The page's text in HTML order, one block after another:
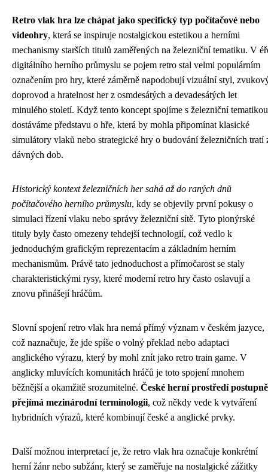
Retro vlak hra lze chápat jako specifický typ počítačové nebo
videohry, která se inspiruje nostalgickou estetikou a herními
mechanismy starších titulů zaměřených na železniční tematiku. V
digitálního herního průmyslu se pojem retro stal velmi populárním
označením pro hry, které záměrně napodobují vizuální styl,
doprovod a hratelnost her z osmdesátých a devadesátých let
minulého století. Když tento koncept spojíme s železniční
dostáváme představu o hře, která by mohla připomínat klasické
simulátory vlaků nebo strategické hry o budování železničních tratí
dávných dob.
Historický kontext železničních her sahá až do raných dnů
počítačového herního průmyslu, kdy se objevily první pokusy o
simulaci řízení vlaku nebo správy železniční sítě. Tyto pionýrské
tituly byly často omezeny tehdejší technologií, což vedlo k
jednoduchým grafickým reprezentacím a základním herním
mechanismům. Právě tato jednoduchost a přímočarost se staly
charakteristickými rysy, které moderní retro hry často oslavují a
znovu přinášejí hráčům.
Slovní spojení retro vlak hra nemá přímý význam v českém jazyce,
což naznačuje, že jde spíše o volný překlad nebo adaptaci
anglického výrazu, který by mohl znít jako retro train game. V
anglicky mluvících komunitách hráčů je toto spojení mnohem
běžnější a okamžitě srozumitelné. České herní prostředí postupně
přejímá mezinárodní terminologii, což někdy vede k vytváření
hybridních výrazů, které kombinují české a anglické prvky.
Další možnou interpretací je, že retro vlak hra označuje konkrétní
herní žánr nebo subžánr, který se zaměřuje na nostalgické zážitky